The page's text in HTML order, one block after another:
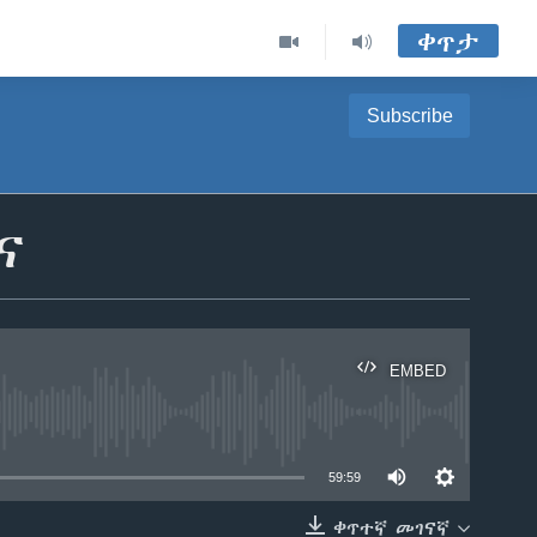
ቀጥታ
Subscribe
EMBED
59:59
ቀጥተኛ መገናኛ